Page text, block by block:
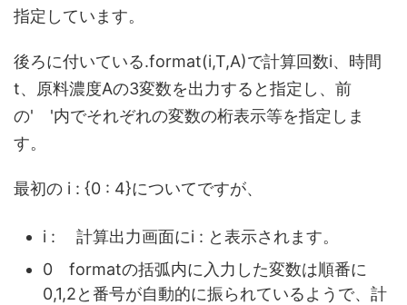
指定しています。
後ろに付いている.format(i,T,A)で計算回数i、時間
t、原料濃度Aの3変数を出力すると指定し、前
の' '内でそれぞれの変数の桁表示等を指定しま
す。
最初の i : {0 : 4}についてですが、
i : 計算出力画面にi : と表示されます。
0 formatの括弧内に入力した変数は順番に
0,1,2と番号が自動的に振られているようで、計